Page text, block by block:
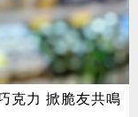
克力 掀脆友共鳴